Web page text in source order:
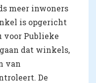
meer inwoners
is opgericht
voor Publieke
dat winkels,
van
De